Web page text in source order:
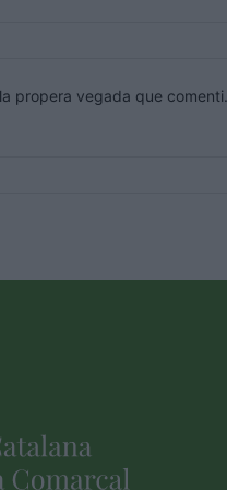
propera vegada que comenti.